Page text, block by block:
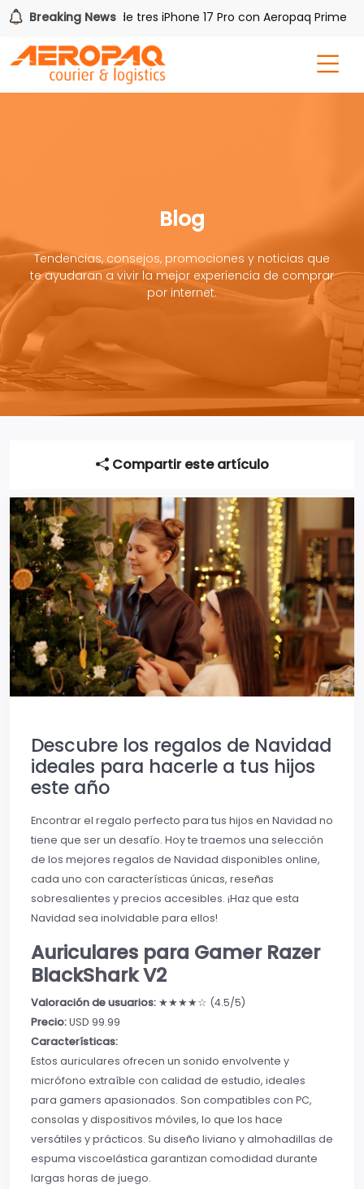
Breaking News
Gana uno de tres iPhone 17 Pro con Aeropaq Prime
Blog
Tendencias, consejos, promociones y noticias que
te ayudaran a vivir la mejor experiencia de comprar
por internet.
Compartir este artículo
Descubre los regalos de Navidad
ideales para hacerle a tus hijos
este año
Encontrar el regalo perfecto para tus hijos en Navidad no
tiene que ser un desafío. Hoy te traemos una selección
de los mejores regalos de Navidad disponibles online,
cada uno con características únicas, reseñas
sobresalientes y precios accesibles. ¡Haz que esta
Navidad sea inolvidable para ellos!
Auriculares para Gamer Razer
BlackShark V2
Valoración de usuarios: ★★★★☆ (4.5/5)
Precio:USD 99.99
Características:
Estos auriculares ofrecen un sonido envolvente y
micrófono extraíble con calidad de estudio, ideales
para gamers apasionados. Son compatibles con PC,
consolas y dispositivos móviles, lo que los hace
versátiles y prácticos. Su diseño liviano y almohadillas de
espuma viscoelástica garantizan comodidad durante
largas horas de juego.